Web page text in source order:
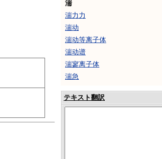
湍
湍力力
湍动
湍动等离子体
湍动谱
湍寥离子体
湍急
テキスト翻訳